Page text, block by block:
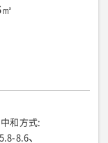
中和方式:
5.8-8.6